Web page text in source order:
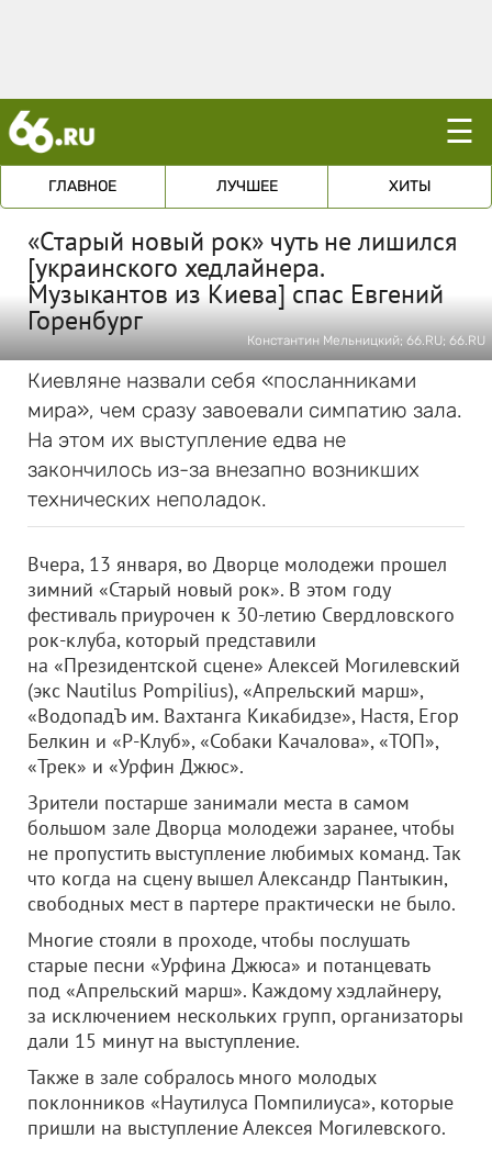
☰
ГЛАВНОЕ ЛУЧШЕЕ ХИТЫ
«Старый новый рок» чуть не лишился
[украинского хедлайнера.
Музыкантов из Киева] спас Евгений
Горенбург
Константин Мельницкий; 66.RU; 66.RU
Киевляне назвали себя «посланниками
мира», чем сразу завоевали симпатию зала.
На этом их выступление едва не
закончилось из-за внезапно возникших
технических неполадок.
Вчера, 13 января, во Дворце молодежи прошел
зимний «Старый новый рок». В этом году
фестиваль приурочен к 30-летию Свердловского
рок-клуба, который представили
на «Президентской сцене» Алексей Могилевский
(экс Nautilus Рompilius), «Апрельский марш»,
«ВодопадЪ им. Вахтанга Кикабидзе», Настя, Егор
Белкин и «Р-Клуб», «Собаки Качалова», «ТОП»,
«Трек» и «Урфин Джюс».
Зрители постарше занимали места в самом
большом зале Дворца молодежи заранее, чтобы
не пропустить выступление любимых команд. Так
что когда на сцену вышел Александр Пантыкин,
свободных мест в партере практически не было.
Многие стояли в проходе, чтобы послушать
старые песни «Урфина Джюса» и потанцевать
под «Апрельский марш». Каждому хэдлайнеру,
за исключением нескольких групп, организаторы
дали 15 минут на выступление.
Также в зале собралось много молодых
поклонников «Наутилуса Помпилиуса», которые
пришли на выступление Алексея Могилевского.